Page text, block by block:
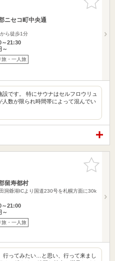
りに追加
ニセコ町中央通
ら徒歩1分
～21:30
～
旅・一人旅
設です。 特にサウナはセルフロウリュ
人数が限られ時間帯によって混んでい
お気に入
りに追加
留寿都村
洞爺湖ICより国道230号を札幌方面に30k
～21:00
～
旅・一人旅
行ってみたい…と思い、行って来まし